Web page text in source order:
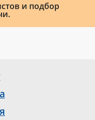
и подбор